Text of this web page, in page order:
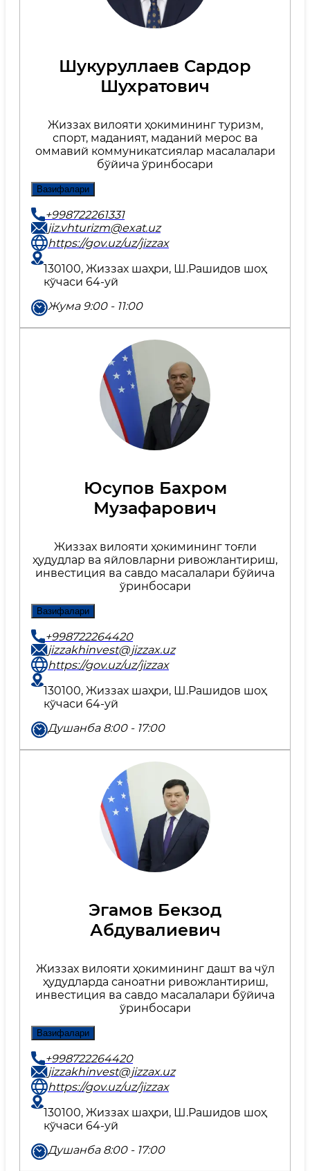
Шукуруллаев Сардор
Шухратович
Жиззах вилояти ҳокимининг туризм,
спорт, маданият, маданий мерос ва
оммавий коммуникатсиялар масалалари
бўйича ўринбосари
Вазифалари
+998722261331
jiz.vhturizm@exat.uz
https://gov.uz/uz/jizzax
130100, Жиззах шаҳри, Ш.Рашидов шоҳ
кўчаси 64-уй
Жума 9:00 - 11:00
Юсупов Бахром
Музафарович
Жиззах вилояти ҳокимининг тоғли
ҳудудлар ва яйловларни ривожлантириш,
инвестиция ва савдо масалалари бўйича
ўринбосари
Вазифалари
+998722264420
jizzakhinvest@jizzax.uz
https://gov.uz/uz/jizzax
130100, Жиззах шаҳри, Ш.Рашидов шоҳ
кўчаси 64-уй
Душанба 8:00 - 17:00
Эгамов Бекзод
Абдувалиевич
Жиззах вилояти ҳокимининг дашт ва чўл
ҳудудларда саноатни ривожлантириш,
инвестиция ва савдо масалалари бўйича
ўринбосари
Вазифалари
+998722264420
jizzakhinvest@jizzax.uz
https://gov.uz/uz/jizzax
130100, Жиззах шаҳри, Ш.Рашидов шоҳ
кўчаси 64-уй
Душанба 8:00 - 17:00